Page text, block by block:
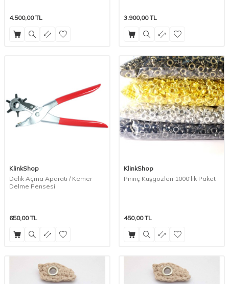
4.500,00TL 3.900,00TL
KlinkShop
Delik Açma Aparatı / Kemer
Delme Pensesi
650,00TL
KlinkShop
Pirinç Kuşgözleri 1000'lik Paket
450,00TL